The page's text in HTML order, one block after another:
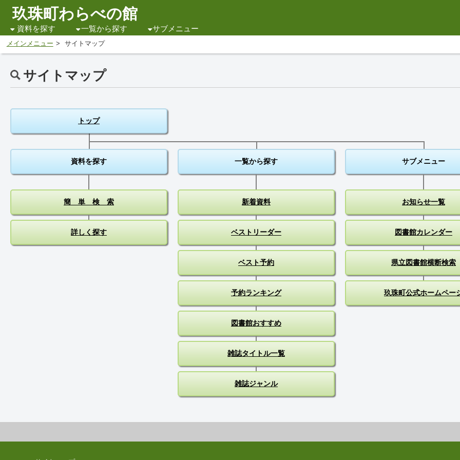
玖珠町わらべの館
資料を探す 一覧から探す サブメニュー
メインメニュー サイトマップ
サイトマップ
トップ
資料を探す
簡 単 検 索
詳しく探す
一覧から探す
新着資料
ベストリーダー
ベスト予約
予約ランキング
図書館おすすめ
雑誌タイトル一覧
雑誌ジャンル
サブメニュー
お知らせ一覧
図書館カレンダー
県立図書館横断検索
玖珠町公式ホームペー